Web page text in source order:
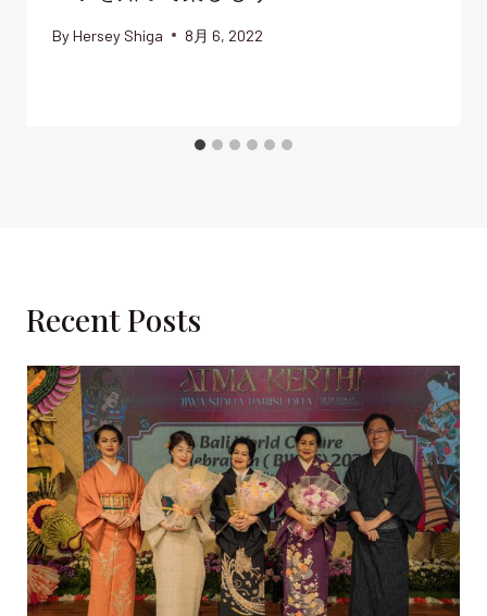
By Hersey Shiga 8月 6, 2022
Recent Posts